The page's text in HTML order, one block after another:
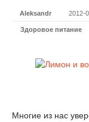
Aleksandr 2012-
Здоровое питание
Многие из нас